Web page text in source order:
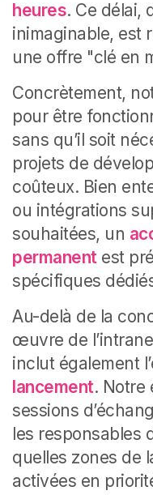
heures. Ce délai,
inimaginable, est
une offre "clé en
Concrètement,
pour être
sans qu’il soit
projets de
coûteux. Bien
ou intégrations
souhaitées, un
permanentest
spécifiques
Au-delà de la
œuvre de
inclut également
lancement. Notre
sessions
les responsables
quelles zones de
activées en